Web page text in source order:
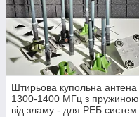
Штирьова купольна антена
1300-1400 МГц з пружиною
від зламу - для РЕБ систем